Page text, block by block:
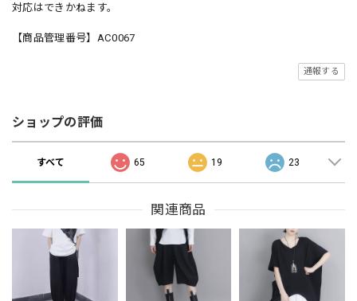
対応はできかねます。
【商品管理番号】AC0067
通報する
ショップの評価
すべて 65 19 23
関連商品